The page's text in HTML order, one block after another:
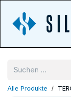
Alle Produkte